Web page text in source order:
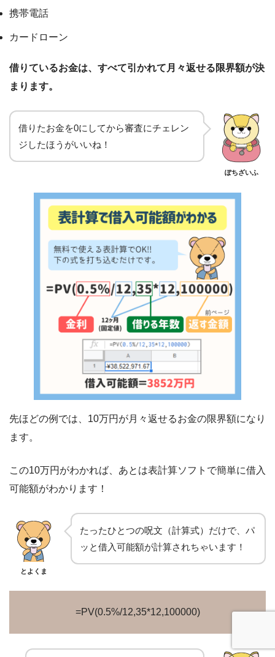
携帯電話
カードローン
借りているお金は、すべて引かれて月々返せる限界額が決
まります。
借りたお金を0にしてから審査にチェレン
ジしたほうがいいね！
ぽちざいふ
先ほどの例では、10万円が月々返せるお金の限界額になり
ます。
この10万円がわかれば、あとは表計算ソフトで簡単に借入
可能額がわかります！
とよくま
たったひとつの呪文（計算式）だけで、パ
ッと借入可能額が計算されちゃいます！
=PV(0.5%/12,35*12,100000)